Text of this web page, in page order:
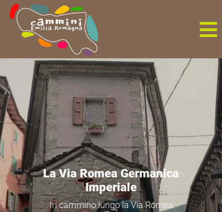
IlCammino di San
Colombano
In cammino lungo il Cammino di San